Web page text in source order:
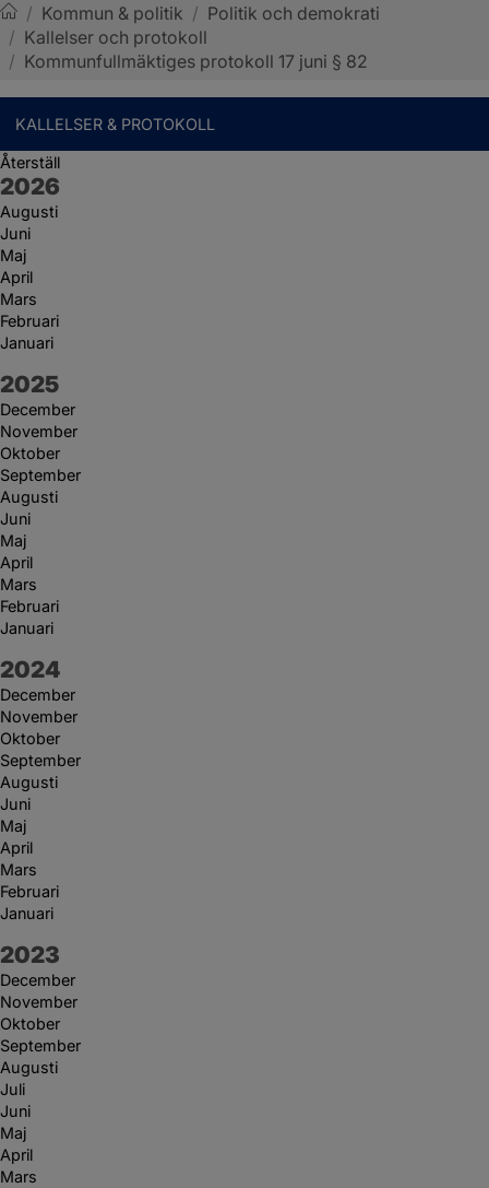
Sotenäs kommun
/ Kommun & politik / Politik och demokrati
/ Kallelser och protokoll
/ Kommunfullmäktiges protokoll 17 juni § 82
KALLELSER & PROTOKOLL
Återställ
År:
2026
Augusti
Juni
Maj
April
Mars
Februari
Januari
År:
2025
December
November
Oktober
September
Augusti
Juni
Maj
April
Mars
Februari
Januari
År:
2024
December
November
Oktober
September
Augusti
Juni
Maj
April
Mars
Februari
Januari
År:
2023
December
November
Oktober
September
Augusti
Juli
Juni
Maj
April
Mars